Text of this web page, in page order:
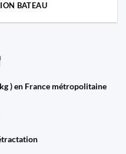
BATEAU
) en France métropolitaine